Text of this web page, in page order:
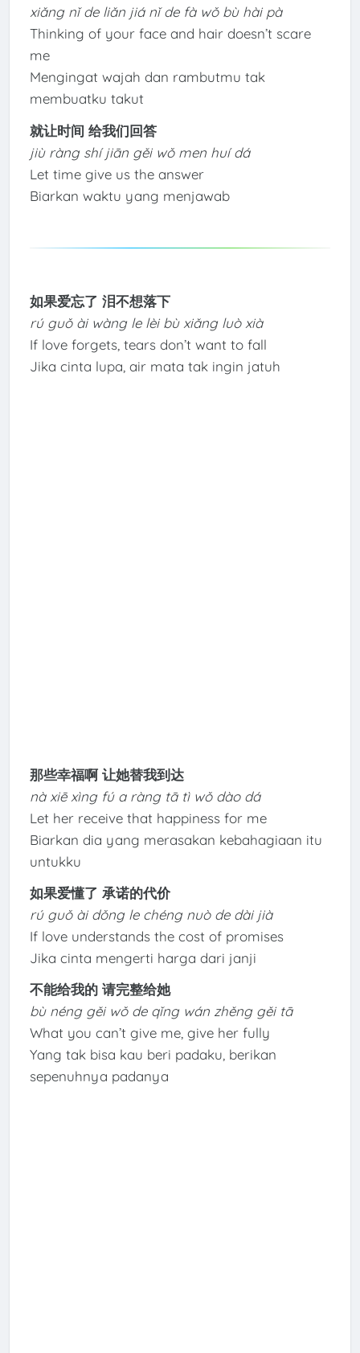
xiǎng nǐ de liǎn jiá nǐ de fà wǒ bù hài pà
Thinking of your face and hair doesn’t scare
me
Mengingat wajah dan rambutmu tak
membuatku takut
就让时间 给我们回答
jiù ràng shí jiān gěi wǒ men huí dá
Let time give us the answer
Biarkan waktu yang menjawab
如果爱忘了 泪不想落下
rú guǒ ài wàng le lèi bù xiǎng luò xià
If love forgets, tears don’t want to fall
Jika cinta lupa, air mata tak ingin jatuh
那些幸福啊 让她替我到达
nà xiē xìng fú a ràng tā tì wǒ dào dá
Let her receive that happiness for me
Biarkan dia yang merasakan kebahagiaan itu
untukku
如果爱懂了 承诺的代价
rú guǒ ài dǒng le chéng nuò de dài jià
If love understands the cost of promises
Jika cinta mengerti harga dari janji
不能给我的 请完整给她
bù néng gěi wǒ de qǐng wán zhěng gěi tā
What you can’t give me, give her fully
Yang tak bisa kau beri padaku, berikan
sepenuhnya padanya